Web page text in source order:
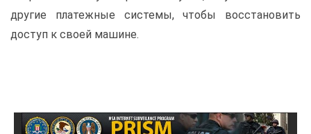
другие платежные системы, чтобы восстановить
доступ к своей машине.